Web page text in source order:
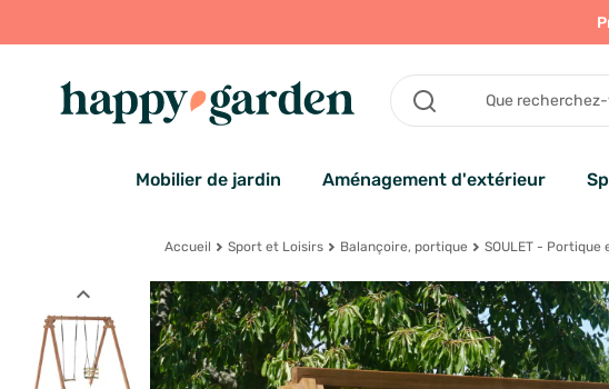
Mobilier de jardin Aménagement d'extérieur
Accueil Sport et Loisirs Balançoire, portique SOULET - Portique
expand_less